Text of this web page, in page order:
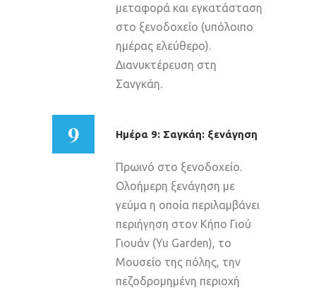
μεταφορά και εγκατάσταση
στο ξενοδοχείο (υπόλοιπο
ημέρας ελεύθερο).
Διανυκτέρευση στη
Σανγκάη.
9 Ημέρα 9: Σαγκάη: ξενάγηση
Πρωινό στο ξενοδοχείο.
Ολοήμερη ξενάγηση με
γεύμα η οποία περιλαμβάνει
περιήγηση στον Κήπο Γιού
Γιουάν (Yu Garden), το
Μουσείο της πόλης, την
πεζοδρομημένη περιοχή